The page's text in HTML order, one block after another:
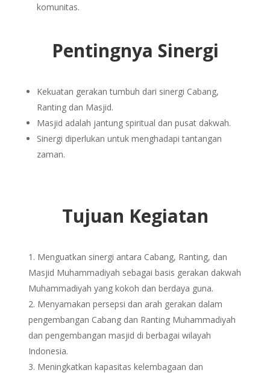
komunitas.
Pentingnya Sinergi
Kekuatan gerakan tumbuh dari sinergi Cabang,
Ranting dan Masjid.
Masjid adalah jantung spiritual dan pusat dakwah.
Sinergi diperlukan untuk menghadapi tantangan
zaman.
Tujuan Kegiatan
Menguatkan sinergi antara Cabang, Ranting, dan
Masjid Muhammadiyah sebagai basis gerakan dakwah
Muhammadiyah yang kokoh dan berdaya guna.
Menyamakan persepsi dan arah gerakan dalam
pengembangan Cabang dan Ranting Muhammadiyah
dan pengembangan masjid di berbagai wilayah
Indonesia.
Meningkatkan kapasitas kelembagaan dan